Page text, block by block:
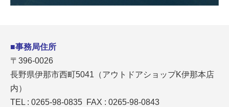
■事務局住所
〒396-0026
長野県伊那市西町5041（アウトドアショップK伊那本店
内）
TEL : 0265-98-0835 FAX : 0265-98-0843